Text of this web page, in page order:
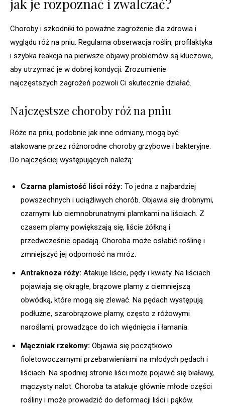
jak je rozpoznać i zwalczać?
Choroby i szkodniki to poważne zagrożenie dla zdrowia i
wyglądu róż na pniu. Regularna obserwacja roślin, profilaktyka
i szybka reakcja na pierwsze objawy problemów są kluczowe,
aby utrzymać je w dobrej kondycji. Zrozumienie
najczęstszych zagrożeń pozwoli Ci skutecznie działać.
Najczęstsze choroby róż na pniu
Róże na pniu, podobnie jak inne odmiany, mogą być
atakowane przez różnorodne choroby grzybowe i bakteryjne.
Do najczęściej występujących należą:
Czarna plamistość liści róży: To jedna z najbardziej
powszechnych i uciążliwych chorób. Objawia się drobnymi,
czarnymi lub ciemnobrunatnymi plamkami na liściach. Z
czasem plamy powiększają się, liście żółkną i
przedwcześnie opadają. Choroba może osłabić roślinę i
zmniejszyć jej odporność na mróz.
Antraknoza róży: Atakuje liście, pędy i kwiaty. Na liściach
pojawiają się okrągłe, brązowe plamy z ciemniejszą
obwódką, które mogą się zlewać. Na pędach występują
podłużne, szarobrązowe plamy, często z różowymi
naroślami, prowadzące do ich więdnięcia i łamania.
Mączniak rzekomy: Objawia się początkowo
fioletowoczarnymi przebarwieniami na młodych pędach i
liściach. Na spodniej stronie liści może pojawić się białawy,
mączysty nalot. Choroba ta atakuje głównie młode części
rośliny i może prowadzić do deformacji liści i pąków.